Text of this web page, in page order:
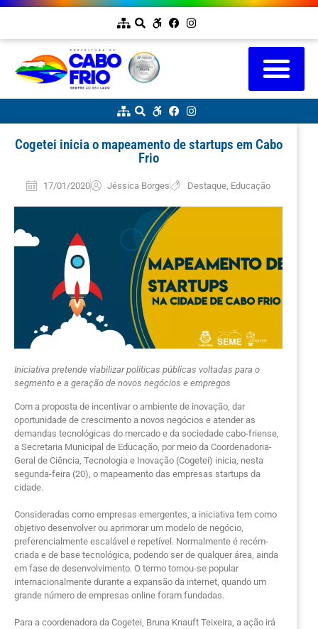
Cogetei inicia o mapeamento de startups em Cabo
Frio
17/01/2020 Jéssica Borges Destaque Educação
Iniciativa pretende viabilizar políticas públicas voltadas para o
segmento e a geração de novos negócios e empregos
Com a proposta de incentivar o ambiente de inovação, dar
oportunidade de crescimento a novos negócios e atender as
demandas tecnológicas do mercado e da sociedade cabo-friense,
a Secretaria Municipal de Educação, por meio da Coordenadoria-
Geral de Ciência, Tecnologia e Inovação (Cogetei) inicia, nesta
segunda-feira (20), o mapeamento das empresas startups da
cidade.
Consideradas como empresas emergentes, a iniciativa tem como
objetivo desenvolver ou aprimorar um modelo de negócio,
preferencialmente escalável e repetível. Normalmente é recém-
criada e de base tecnológica, podendo ser de qualquer área, ainda
em fase de desenvolvimento. O termo tornou-se popular
internacionalmente durante a expansão da internet, quando um
grande número de empresas online foram fundadas.
Para a coordenadora da Cogetei, Bruna Knauft Teixeira, a ação irá